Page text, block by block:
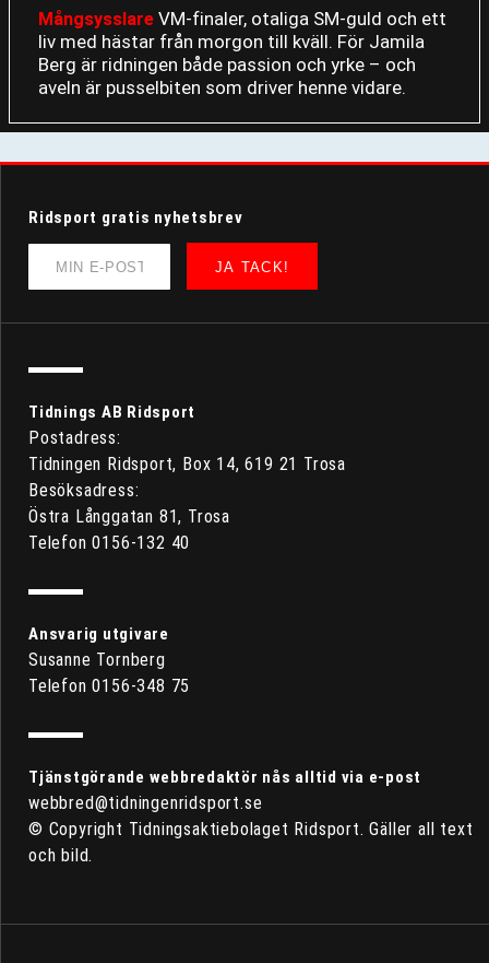
Mångsysslare VM-finaler, otaliga SM-guld och ett
liv med hästar från morgon till kväll. För Jamila
Berg är ridningen både passion och yrke – och
aveln är pusselbiten som driver henne vidare.
Ridsport gratis nyhetsbrev
JA TACK!
Tidnings AB Ridsport
Postadress:
Tidningen Ridsport, Box 14, 619 21 Trosa
Besöksadress:
Östra Långgatan 81, Trosa
Telefon 0156-132 40
Ansvarig utgivare
Susanne Tornberg
Telefon 0156-348 75
Tjänstgörande webbredaktör nås alltid via e-post
webbred@tidningenridsport.se
© Copyright Tidningsaktiebolaget Ridsport. Gäller all text
och bild.